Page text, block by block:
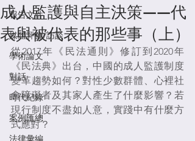
報告文件
媒體評論/訪談
學術論文
對話
時代紀錄
案例匯總
法律彙編
成人監護與自主決策——代
表與被代表的那些事（上）
從2017年《民法通則》修訂到2020年
《民法典》出台，中國的成人監護制度
變革趨勢如何？對性少數群體、心裡社
會障礙者及其家人產生了什麼影響？若
現行制度不盡如人意，實踐中有什麼方
式應對？